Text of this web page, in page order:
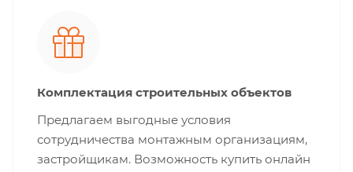
Комплектация строительных объектов
Предлагаем выгодные условия
сотрудничества монтажным организациям,
застройщикам. Возможность купить онлайн